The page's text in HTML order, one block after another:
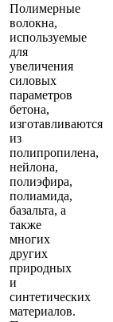
Полимерные
волокна,
используемые
для
увеличения
силовых
параметров
бетона,
изготавливаются
из
полипропилена,
нейлона,
полиэфира,
полиамида,
базальта, а
также
многих
других
природных
и
синтетических
материалов.